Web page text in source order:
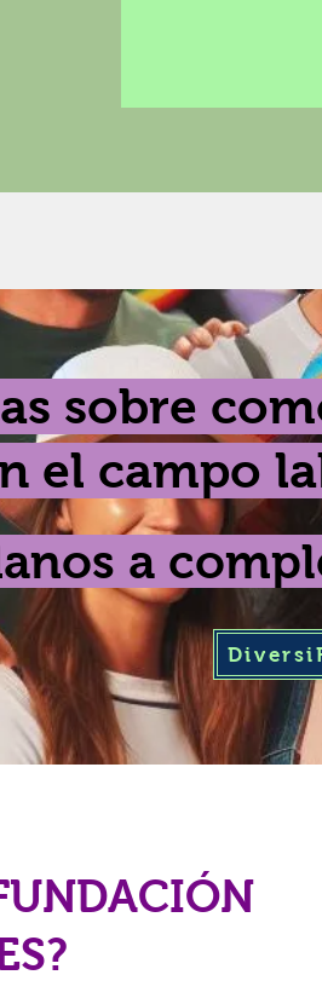
sobre
el campo
a